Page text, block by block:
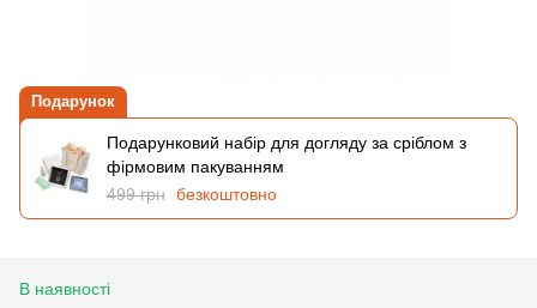
Подарунок
Подарунковий набір для догляду за сріблом з
фірмовим пакуванням
499 грн безкоштовно
В наявності